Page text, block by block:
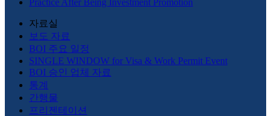
자료실
보도 자료
BOI 주요 일정
SINGLE WINDOW for Visa & Work Permit Event
BOI 승인 업체 자료
통계
간행물
프리젠테이션